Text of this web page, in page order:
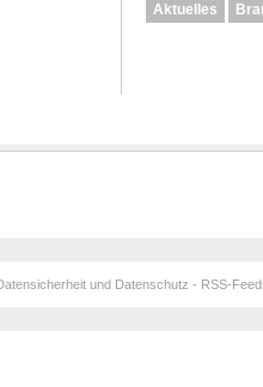
Aktuelles
und Datenschutz - RSS-